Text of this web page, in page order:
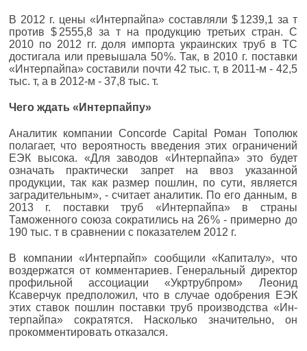
В 2012 г. цены «Интерпайпа» составляли $ 1239,1 за т
против $ 2555,8 за т на продукцию третьих стран. С
2010 по 2012 гг. доля импорта украинских труб в ТС
достигала или превышала 50 %. Так, в 2010 г. поставки
«Интерпайпа» составили почти 42 тыс. т, в 2011‑м - 42,5
тыс. т, а в 2012‑м - 37,8 тыс. т.
Чего ждать «Интерпайпу»
Аналитик компании Concorde Capital Роман Тополюк
полагает, что вероятность введения этих ограничений
ЕЭК высока. «Для заводов «Интерпайпа» это будет
означать практически запрет на ввоз указанной
продукции, так как размер пошлин, по сути, является
заградительным», - считает аналитик. По его данным, в
2013 г. поставки труб «Интерпайпа» в страны
Таможенного союза сократились на 26 % - примерно до
190 тыс. т в сравнении с показателем 2012 г.
В компании «Интерпайп» сообщили «Капиталу», что
воздержатся от комментариев. Генеральный ди­­ректор
профильной ассоциации «Укртрубпром» Леонид
Ксаверчук предположил, что в случае одоб­рения ЕЭК
этих ставок пошлин поставки труб производства «Ин­­
терпайпа» сократятся. Насколько значительно, он
прокомментировать отказался.